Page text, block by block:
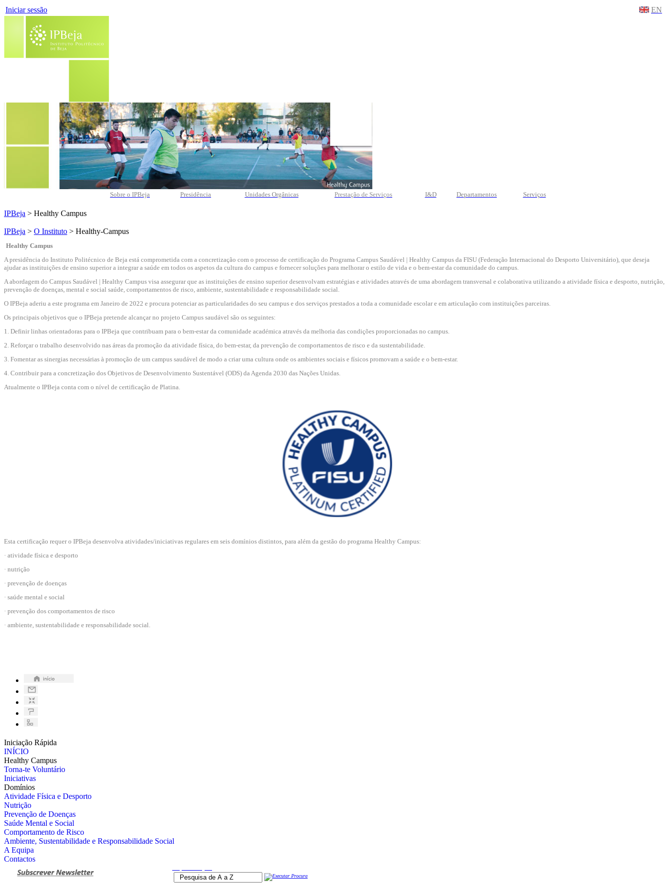
Iniciar sessão EN
Sobre o IPBeja Presidência Unidades Orgânicas Prestação de Serviços I&D Departamentos Serviços
IPBeja > Healthy Campus
IPBeja > O Instituto > Healthy-Campus
Healthy Campus
A presidência do Instituto Politécnico de Beja está comprometida com a concretização com o processo de certificação do Programa Campus Saudável | Healthy Campus da FISU (Federação Internacional do Desporto Universitário), que deseja
ajudar as instituições de ensino superior a integrar a saúde em todos os aspetos da cultura do campus e fornecer soluções para melhorar o estilo de vida e o bem-estar da comunidade do campus.
A abordagem do Campus Saudável | Healthy Campus visa assegurar que as instituições de ensino superior desenvolvam estratégias e atividades através de uma abordagem transversal e colaborativa utilizando a atividade física e desporto, nutrição,
prevenção de doenças, mental e social saúde, comportamentos de risco, ambiente, sustentabilidade e responsabilidade social.
O IPBeja aderiu a este programa em Janeiro de 2022 e procura potenciar as particularidades do seu campus e dos serviços prestados a toda a comunidade escolar e em articulação com instituições parceiras.
Os principais objetivos que o IPBeja pretende alcançar no projeto Campus saudável são os seguintes:
1. Definir linhas orientadoras para o IPBeja que contribuam para o bem-estar da comunidade académica através da melhoria das condições proporcionadas no campus.
2. Reforçar o trabalho desenvolvido nas áreas da promoção da atividade física, do bem-estar, da prevenção de comportamentos de risco e da sustentabilidade.
3. Fomentar as sinergias necessárias à promoção de um campus saudável de modo a criar uma cultura onde os ambientes sociais e físicos promovam a saúde e o bem-estar.
4. Contribuir para a concretização dos Objetivos de Desenvolvimento Sustentável (ODS) da Agenda 2030 das Nações Unidas.
Atualmente o IPBeja conta com o nível de certificação de Platina.
Esta certificação requer o IPBeja desenvolva atividades/iniciativas regulares em seis domínios distintos, para além da gestão do programa Healthy Campus:
· atividade física e desporto
· nutrição
· prevenção de doenças
· saúde mental e social
· prevenção dos comportamentos de risco
· ambiente, sustentabilidade e responsabilidade social.
Iniciação Rápida
INÍCIO
Healthy Campus
Torna-te Voluntário
Iniciativas
Domínios
Atividade Física e Desporto
Nutrição
Prevenção de Doenças
Saúde Mental e Social
Comportamento de Risco
Ambiente, Sustentabilidade e Responsabilidade Social
A Equipa
Contactos